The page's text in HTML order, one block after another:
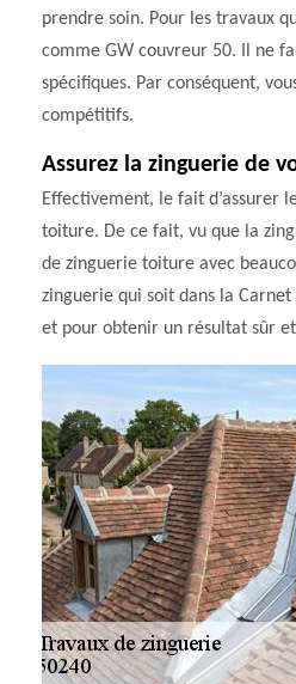
prendre soin. Pour les travaux
comme GW couvreur 50. Il ne
spécifiques. Par conséquent,
compétitifs.
Assurez la zinguerie de
Effectivement, le fait d’assurer
toiture. De ce fait, vu que la
de zinguerie toiture avec
zinguerie qui soit dans la
et pour obtenir un résultat sûr